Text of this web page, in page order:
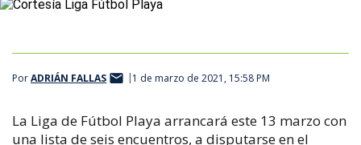
PorADRIÁN FALLAS 1 de marzo de 2021, 15:58 PM
La Liga de Fútbol Playa arrancará este 13 marzo con
una lista de seis encuentros, a disputarse en el